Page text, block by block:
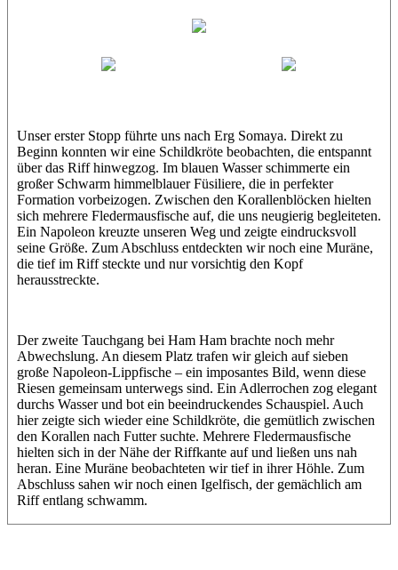
Unser erster Stopp führte uns nach Erg Somaya. Direkt zu
Beginn konnten wir eine Schildkröte beobachten, die entspannt
über das Riff hinwegzog. Im blauen Wasser schimmerte ein
großer Schwarm himmelblauer Füsiliere, die in perfekter
Formation vorbeizogen. Zwischen den Korallenblöcken hielten
sich mehrere Fledermausfische auf, die uns neugierig begleiteten.
Ein Napoleon kreuzte unseren Weg und zeigte eindrucksvoll
seine Größe. Zum Abschluss entdeckten wir noch eine Muräne,
die tief im Riff steckte und nur vorsichtig den Kopf
herausstreckte.
Der zweite Tauchgang bei Ham Ham brachte noch mehr
Abwechslung. An diesem Platz trafen wir gleich auf sieben
große Napoleon-Lippfische – ein imposantes Bild, wenn diese
Riesen gemeinsam unterwegs sind. Ein Adlerrochen zog elegant
durchs Wasser und bot ein beeindruckendes Schauspiel. Auch
hier zeigte sich wieder eine Schildkröte, die gemütlich zwischen
den Korallen nach Futter suchte. Mehrere Fledermausfische
hielten sich in der Nähe der Riffkante auf und ließen uns nah
heran. Eine Muräne beobachteten wir tief in ihrer Höhle. Zum
Abschluss sahen wir noch einen Igelfisch, der gemächlich am
Riff entlang schwamm.